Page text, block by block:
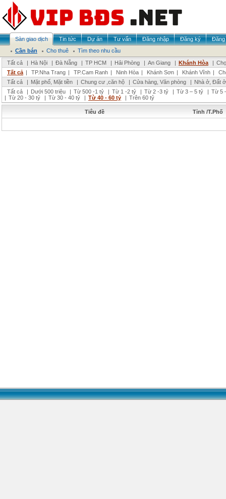
Sàn giao dịch Tin tức Dự án Tư vấn Đăng nhập Đăng ký
Đăng
Cần bán
Cho thuê
Tìm theo nhu cầu
Tất cả
| Hà Nội | Đà Nẵng | TP HCM | Hải Phòng | An Giang | Khánh Hòa |
Tất cả | TP.Nha Trang | TP.Cam Ranh | Ninh Hòa | Khánh Sơn | Khánh Vĩnh |
Tất cả
| Mặt phố, Mặt tiền | Chung cư ,căn hộ | Cửa hàng, Văn phòng | Nhà ở, Đất ở
Tất cả
| Dưới 500 triệu | Từ 500 -1 tỷ | Từ 1 -2 tỷ | Từ 2 -3 tỷ | Từ 3 – 5 tỷ | Từ 5
| Từ 20 - 30 tỷ | Từ 30 - 40 tỷ | Từ 40 - 60 tỷ | Trên 60 tỷ
Tiêu đề Tỉnh /T.Phố